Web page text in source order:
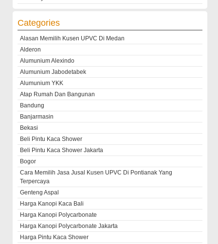
Categories
Alasan Memilih Kusen UPVC Di Medan
Alderon
Alumunium Alexindo
Alumunium Jabodetabek
Alumunium YKK
Atap Rumah Dan Bangunan
Bandung
Banjarmasin
Bekasi
Beli Pintu Kaca Shower
Beli Pintu Kaca Shower Jakarta
Bogor
Cara Memilih Jasa Jusal Kusen UPVC Di Pontianak Yang
Terpercaya
Genteng Aspal
Harga Kanopi Kaca Bali
Harga Kanopi Polycarbonate
Harga Kanopi Polycarbonate Jakarta
Harga Pintu Kaca Shower